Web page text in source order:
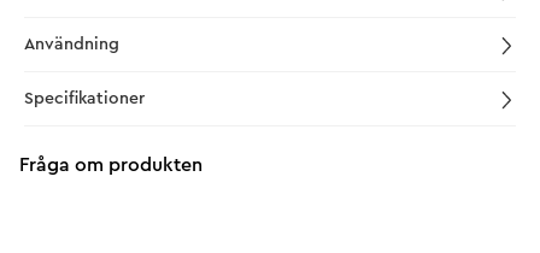
Användning
Specifikationer
Fråga om produkten